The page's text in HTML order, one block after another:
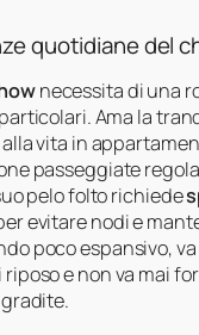
quotidiane del
necessita di una
Ama la
vita in
passeggiate
pelo folto richiede
evitare nodi e
poco espansivo,
e non va mai